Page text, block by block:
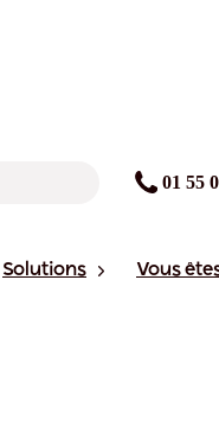
01 55
Solutions Vous